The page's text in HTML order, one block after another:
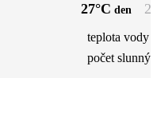
27°C den
teplota vody
počet